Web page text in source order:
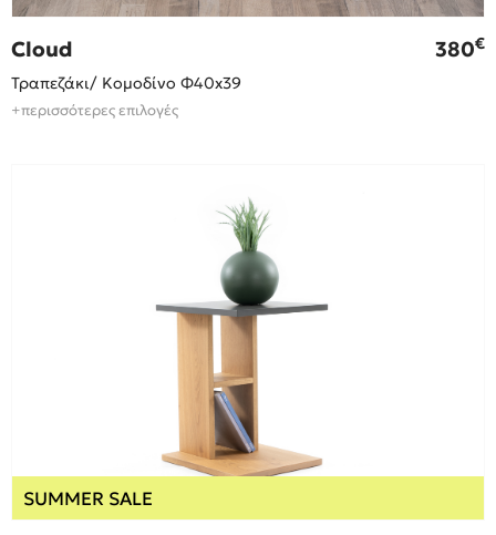
Cloud 380€
Τραπεζάκι/ Κομοδίνο Φ40x39
+περισσότερες επιλογές
SUMMER SALE